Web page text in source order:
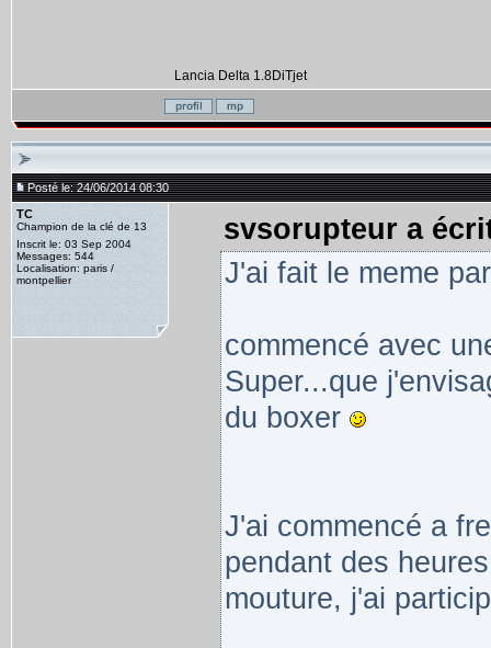
Lancia Delta 1.8DiTjet
Posté le: 24/06/2014 08:30
TC
Champion de la clé de 13
Inscrit le: 03 Sep 2004
Messages: 544
Localisation: paris /
montpellier
svsorupteur a
J'ai fait le meme
commencé avec
Super...que
du boxer
J'ai commencé a
pendant des
mouture, j'ai